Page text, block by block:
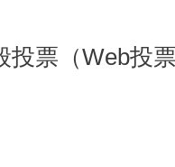
票（Web投